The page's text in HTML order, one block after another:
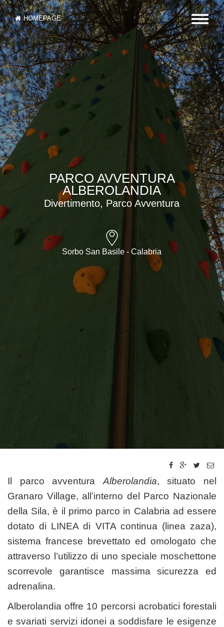
HOMEPAGE
PARCO AVVENTURA
ALBEROLANDIA
Divertimento, Parco Avventura
Sorbo San Basile - Calabria
Il parco avventura Alberolandia, situato nel
Granaro Village, all’interno del Parco Nazionale
della Sila, è il primo parco in Calabria ad essere
dotato di LINEA di VITA continua (linea zaza),
sistema francese brevettato ed omologato che
attraverso l’utilizzo di uno speciale moschettone
scorrevole garantisce massima sicurezza ed
adrenalina.
Alberolandia offre 10 percorsi acrobatici forestali
e svariati servizi idonei a soddisfare le esigenze